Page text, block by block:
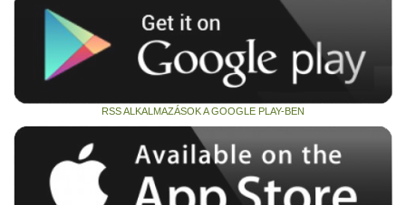
RSS ALKALMAZÁSOK A GOOGLE PLAY-BEN